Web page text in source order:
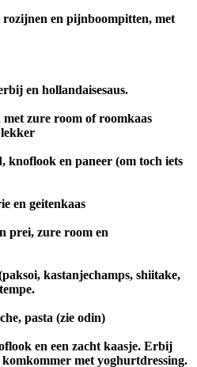
en pijnboompitten, met
en hollandaisesaus.
met zure room of roomkaas
knoflook en paneer (om toch iets
en geitenkaas
prei, zure room en
kastanjechamps, shiitake,
pasta (zie odin)
en een zacht kaasje. Erbij
met yoghurtdressing.